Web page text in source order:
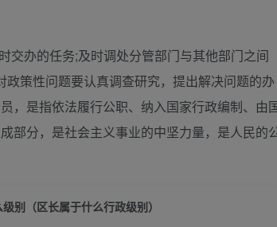
交办的任务;及时调处分管部门与其他部门之间
策性问题要认真调查研究，提出解决问题的办
，是指依法履行公职、纳入国家行政编制、由
部分，是社会主义事业的中坚力量，是人民的
别（区长属于什么行政级别）